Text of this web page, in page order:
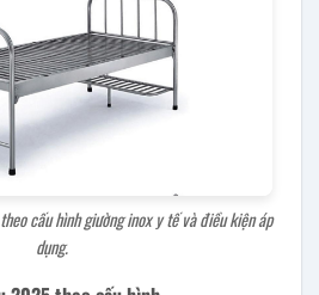
cấu hình giường inox y tế và điều kiện áp
dụng.